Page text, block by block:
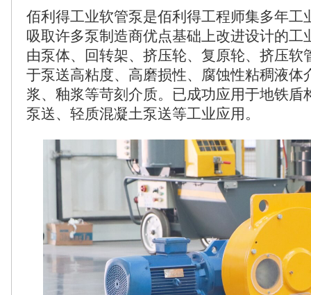
佰利得工业软管泵是佰利得工程师集多年工
吸取许多泵制造商优点基础上改进设计的工
由泵体、回转架、挤压轮、复原轮、挤压软
于泵送高粘度、高磨损性、腐蚀性粘稠液体
浆、釉浆等苛刻介质。已成功应用于地铁盾
泵送、轻质混凝土泵送等工业应用。